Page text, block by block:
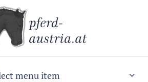
menu item